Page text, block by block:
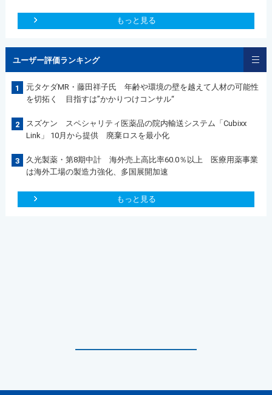
もっと見る
ユーザー評価ランキング
1
元タケダMR・藤田祥子氏 年齢や環境の壁を越えて人材の可能性
を切拓く 目指すは”かかりつけコンサル“
2
スズケン スペシャリティ医薬品の院内輸送システム「Cubixx
Link」 10月から提供 廃棄ロスを最小化
3
久光製薬・第8期中計 海外売上高比率60.0％以上 医療用薬事業
は海外工場の製造力強化、多国展開加速
もっと見る